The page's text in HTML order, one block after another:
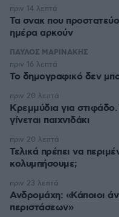
Τα σνακ που
ημέρα αρκούν
πριν 14 λεπτά
ΠΑΥΛΟΣ ΜΑΡΙΝΑΚΗΣ
Το δημογραφικό δεν
πριν 16 λεπτά
Κρεμμύδια για
γίνεται παιχνιδάκι
πριν 20 λεπτά
Τελικά πρέπει να
κολυμπήσουμε;
πριν 20 λεπτά
Ανδρομάχη: «Κάποιοι
περιστάσεων»
πριν 23 λεπτά